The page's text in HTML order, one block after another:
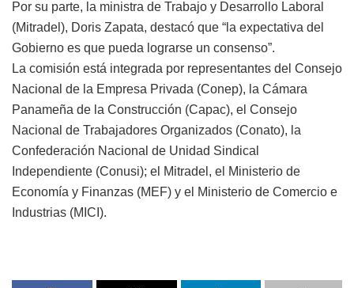
Por su parte, la ministra de Trabajo y Desarrollo Laboral
(Mitradel), Doris Zapata, destacó que “la expectativa del
Gobierno es que pueda lograrse un consenso”.
La comisión está integrada por representantes del Consejo
Nacional de la Empresa Privada (Conep), la Cámara
Panameña de la Construcción (Capac), el Consejo
Nacional de Trabajadores Organizados (Conato), la
Confederación Nacional de Unidad Sindical
Independiente (Conusi); el Mitradel, el Ministerio de
Economía y Finanzas (MEF) y el Ministerio de Comercio e
Industrias (MICI).